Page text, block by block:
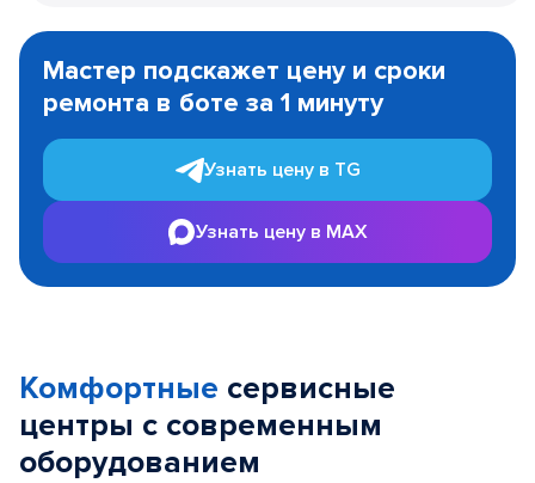
1
Мастер подскажет цену и сроки
ремонта в боте за 1 минуту
Узнать цену в TG
Узнать цену в MAX
Комфортные сервисные
центры с современным
оборудованием